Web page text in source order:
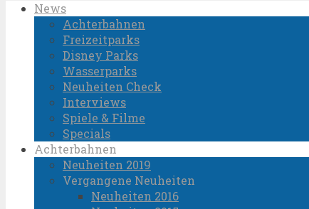
News
Achterbahnen
Freizeitparks
Disney Parks
Wasserparks
Neuheiten Check
Interviews
Spiele & Filme
Specials
Achterbahnen
Neuheiten 2019
Vergangene Neuheiten
Neuheiten 2016